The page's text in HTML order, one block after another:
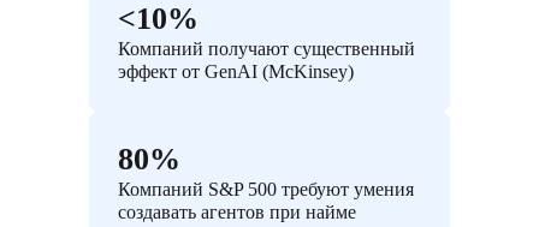
<10%
Компаний получают существенный
эффект от GenAI (McKinsey)
80%
Компаний S&P 500 требуют умения
создавать агентов при найме